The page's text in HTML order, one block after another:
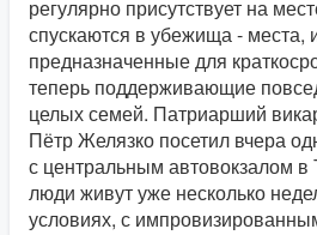
регулярно присутствует на
спускаются в убежища - места,
предназначенные для
теперь поддерживающие
целых семей. Патриарший
Пётр Желязко посетил вчера
с центральным автовокзалом
люди живут уже несколько
условиях, с